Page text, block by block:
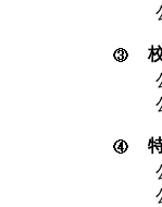
校
特